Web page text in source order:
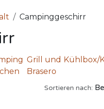
Campinggeschirr
Grill und
Brasero
Kühlbox/
Sortieren nach: